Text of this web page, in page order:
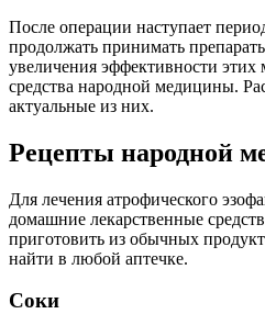
После операции наступает
продолжать принимать
увеличения эффективности этих
средства народной медицины.
актуальные из них.
Рецепты народной
Для лечения атрофического
домашние лекарственные
приготовить из обычных
найти в любой аптечке.
Соки